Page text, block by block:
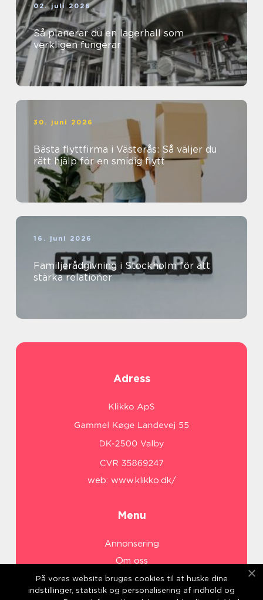
02. juli 2026
Så planerar du en lagerhall som
verkligen fungerar
30. juni 2026
Bästa flyttfirma i Västerås: Så väljer du
rätt hjälp för en smidig flytt
16. juni 2026
Familjerådgivning i Stockholm för att
stärka relationer
Adress
web: www.klikko.dk/
Menu
Annonsering
Om oss
Cookies
Kontakta oss
På vores website bruges cookies til at huske dine
indstillinger, statistik og personalisering af indhold og